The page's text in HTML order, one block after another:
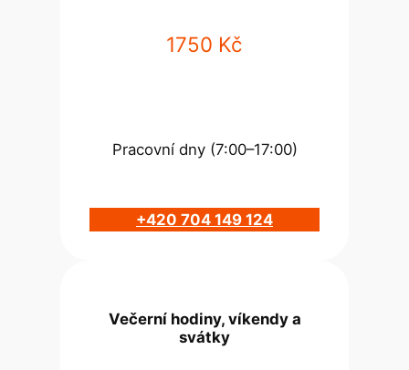
1750 Kč
Pracovní dny (7:00–17:00)
+420 704 149 124
Večerní hodiny, víkendy a
svátky